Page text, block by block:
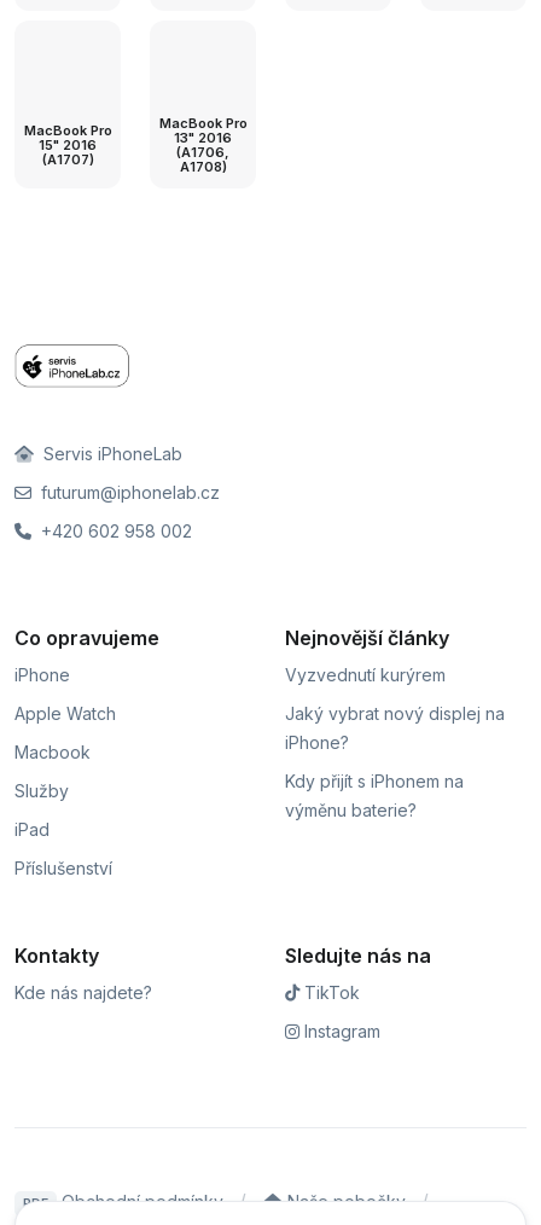
MacBook Pro
15" 2016
(A1707)
MacBook Pro
13" 2016
(A1706,
A1708)
Servis iPhoneLab
futurum@iphonelab.cz
+420 602 958 002
Co opravujeme
iPhone
Apple Watch
Macbook
Služby
iPad
Příslušenství
Nejnovější články
Vyzvednutí kurýrem
Jaký vybrat nový displej na
iPhone?
Kdy přijít s iPhonem na
výměnu baterie?
Kontakty
Kde nás najdete?
Sledujte nás na
TikTok
Instagram
PDF Obchodní podmínky
Naše pobočky